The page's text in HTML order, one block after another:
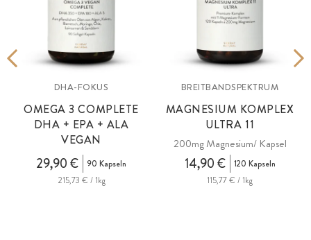
DHA-FOKUS
OMEGA 3 COMPLETE
DHA + EPA + ALA
VEGAN
29,90 €
90 Kapseln
215,73 € / 1kg
BREITBANDSPEKTRUM
MAGNESIUM KOMPLEX
ULTRA 11
200mg Magnesium/ Kapsel
14,90 €
120 Kapseln
115,77 € / 1kg